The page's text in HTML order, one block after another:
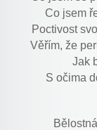
Co jsem
Poctivost
Věřím, že
Jak
S očima